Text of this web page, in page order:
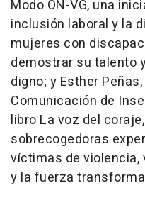
Modo ON-VG, una
inclusión laboral y la
mujeres con
demostrar su talento
digno; y Esther
Comunicación de
libro La voz del coraje
sobrecogedoras
víctimas de
y la fuerza